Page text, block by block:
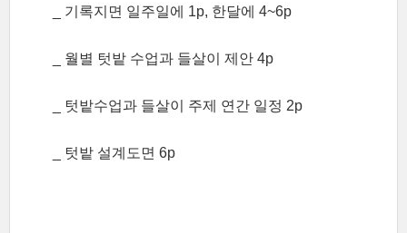
기록지면 일주일에 1p, 한달에 4~6p
월별 텃밭 수업과 들살이 제안 4p
텃밭수업과 들살이 주제 연간 일정 2p
텃밭 설계도면 6p